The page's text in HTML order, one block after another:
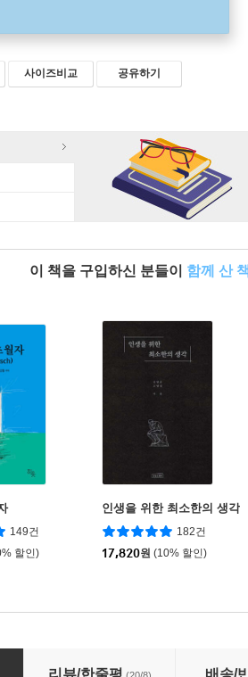
사이즈비교 공유하기
이 책을 구입하신 분들이 함께 산 책
149건
할인)
인생을 위한 최소한의 생각
182건
17,820원 (10% 할인)
는다
리뷰/한줄평 배송/